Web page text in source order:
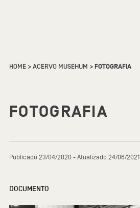
HOME>ACERVO MUSEHUM >FOTOGRAFIA
FOTOGRAFIA
Publicado 23/04/2020 - Atualizado 24/06/2021
DOCUMENTO